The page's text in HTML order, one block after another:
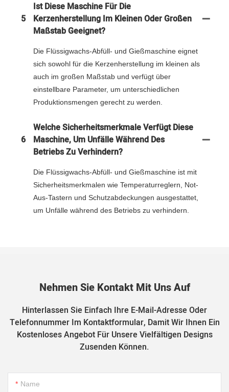
5
Ist Diese Maschine Für Die
Kerzenherstellung Im Kleinen Oder Großen
Maßstab Geeignet?
Die Flüssigwachs-Abfüll- und Gießmaschine eignet
sich sowohl für die Kerzenherstellung im kleinen als
auch im großen Maßstab und verfügt über
einstellbare Parameter, um unterschiedlichen
Produktionsmengen gerecht zu werden.
6
Welche Sicherheitsmerkmale Verfügt Diese
Maschine, Um Unfälle Während Des
Betriebs Zu Verhindern?
Die Flüssigwachs-Abfüll- und Gießmaschine ist mit
Sicherheitsmerkmalen wie Temperaturreglern, Not-
Aus-Tastern und Schutzabdeckungen ausgestattet,
um Unfälle während des Betriebs zu verhindern.
Nehmen Sie Kontakt Mit Uns Auf
Hinterlassen Sie Einfach Ihre E-Mail-Adresse Oder
Telefonnummer Im Kontaktformular, Damit Wir Ihnen Ein
Kostenloses Angebot Für Unsere Vielfältigen Designs
Zusenden Können.
Name